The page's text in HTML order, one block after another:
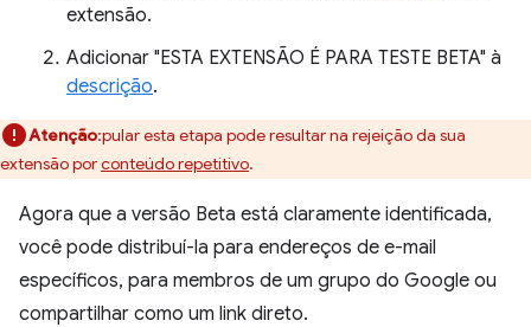
extensão.
Adicionar "ESTA EXTENSÃO É PARA TESTE BETA" à
descrição.
Atenção:pular esta etapa pode resultar na rejeição da sua
extensão porconteúdo repetitivo.
Agora que a versão Beta está claramente identificada,
você pode distribuí-la para endereços de e-mail
específicos, para membros de um grupo do Google ou
compartilhar como um link direto.